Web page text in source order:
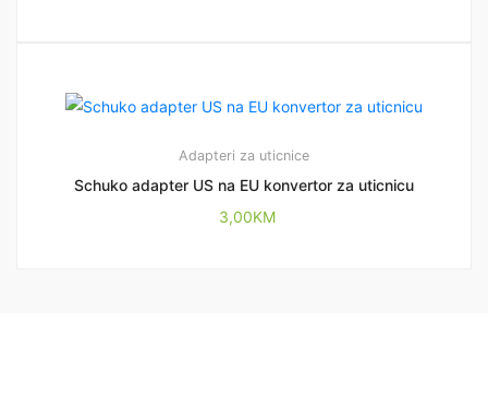
Adapteri za uticnice
Schuko adapter US na EU konvertor za uticnicu
3,00KM